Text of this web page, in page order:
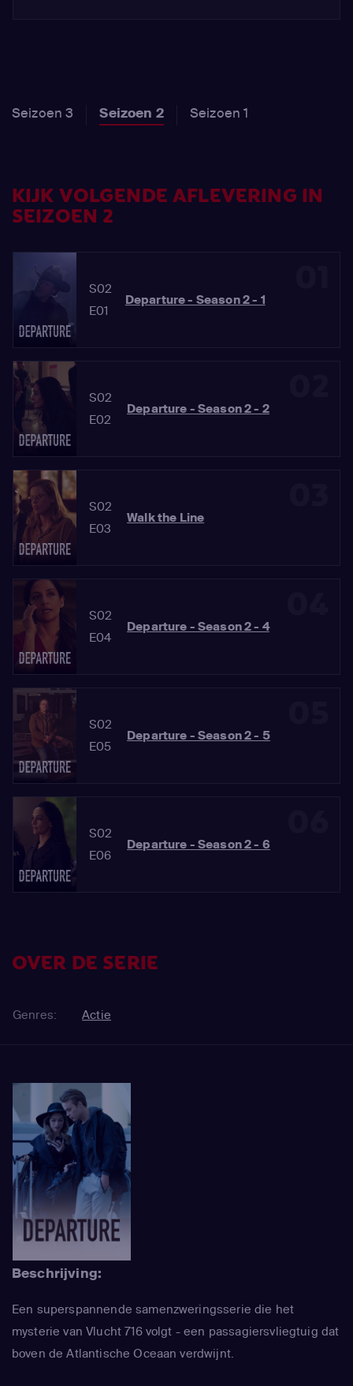
Seizoen 3 Seizoen 2 Seizoen 1
KIJK VOLGENDE AFLEVERING IN
SEIZOEN 2
S02
E01
Departure - Season 2 - 1
S02
E02
Departure - Season 2 - 2
S02
E03
Walk the Line
S02
E04
Departure - Season 2 - 4
S02
E05
Departure - Season 2 - 5
S02
E06
Departure - Season 2 - 6
OVER DE SERIE
Genres: Actie
Beschrijving:
Een superspannende samenzweringsserie die het
mysterie van Vlucht 716 volgt - een passagiersvliegtuig dat
boven de Atlantische Oceaan verdwijnt.